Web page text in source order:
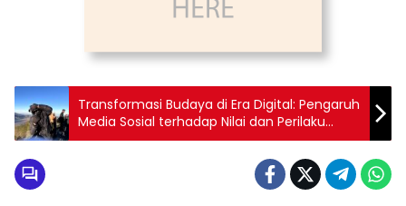
Transformasi Budaya di Era Digital: Pengaruh
Media Sosial terhadap Nilai dan Perilaku
Masyarakat